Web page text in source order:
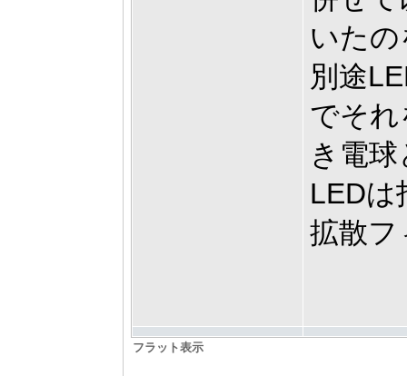
いた
別途
でそ
き電
LEDは
拡散フ
フラット表示